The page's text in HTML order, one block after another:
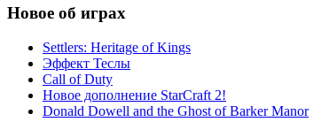
Новое об играх
Settlers: Heritage of Kings
Эффект Теслы
Call of Duty
Новое дополнение StarCraft 2!
Donald Dowell and the Ghost of Barker Manor